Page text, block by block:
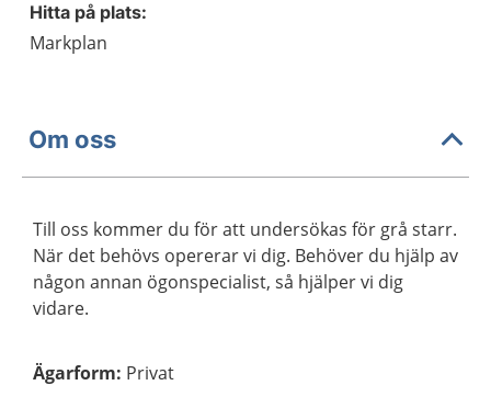
Hitta på plats:
Markplan
Om oss
Till oss kommer du för att undersökas för grå starr.
När det behövs opererar vi dig. Behöver du hjälp av
någon annan ögonspecialist, så hjälper vi dig
vidare.
Ägarform: Privat